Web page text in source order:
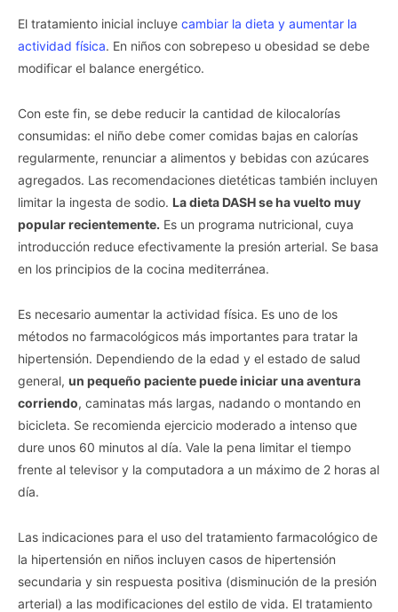
El tratamiento inicial incluye cambiar la dieta y aumentar la
actividad física. En niños con sobrepeso u obesidad se debe
modificar el balance energético.
Con este fin, se debe reducir la cantidad de kilocalorías
consumidas: el niño debe comer comidas bajas en calorías
regularmente, renunciar a alimentos y bebidas con azúcares
agregados. Las recomendaciones dietéticas también incluyen
limitar la ingesta de sodio. La dieta DASH se ha vuelto muy
popular recientemente. Es un programa nutricional, cuya
introducción reduce efectivamente la presión arterial. Se basa
en los principios de la cocina mediterránea.
Es necesario aumentar la actividad física. Es uno de los
métodos no farmacológicos más importantes para tratar la
hipertensión. Dependiendo de la edad y el estado de salud
general, un pequeño paciente puede iniciar una aventura
corriendo, caminatas más largas, nadando o montando en
bicicleta. Se recomienda ejercicio moderado a intenso que
dure unos 60 minutos al día. Vale la pena limitar el tiempo
frente al televisor y la computadora a un máximo de 2 horas al
día.
Las indicaciones para el uso del tratamiento farmacológico de
la hipertensión en niños incluyen casos de hipertensión
secundaria y sin respuesta positiva (disminución de la presión
arterial) a las modificaciones del estilo de vida. El tratamiento